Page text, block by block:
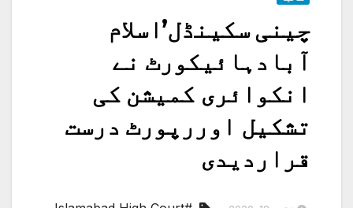
چینی سکینڈل’اسلام
آبادہائیکورٹ نے
انکوائری کمیشن کی
تشکیل اوررپورٹ درست
قراردیدی